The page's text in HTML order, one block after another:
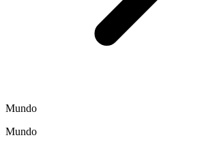
Mundo
Mundo